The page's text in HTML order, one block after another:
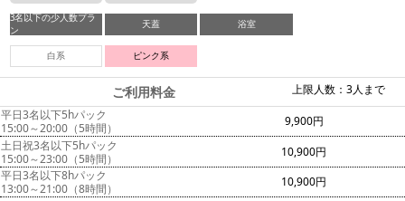
3名以下の少人数プラ
ン
天蓋 浴室
白系 ピンク系
上限人数：3人まで
ご利用料金
平日3名以下5hパック
15:00～20:00（5時間）
9,900円
土日祝3名以下5hパック
15:00～23:00（5時間）
10,900円
平日3名以下8hパック
13:00～21:00（8時間）
10,900円